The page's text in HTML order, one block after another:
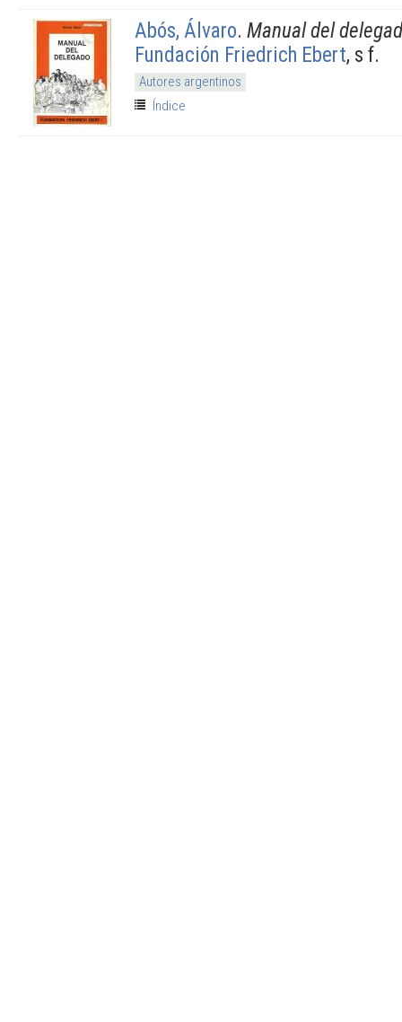
Abós, Álvaro. Manual del
Fundación Friedrich Ebert, s f.
Autores argentinos
Índice